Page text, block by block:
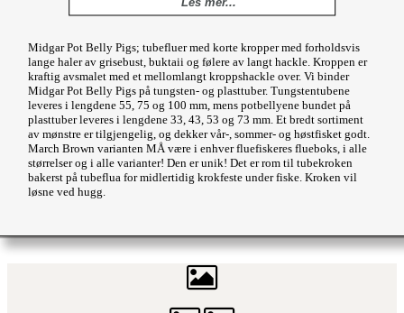
Midgar Pot Belly Pigs; tubefluer med korte kropper med forholdsvis
lange haler av grisebust, buktaii og følere av langt hackle. Kroppen er
kraftig avsmalet med et mellomlangt kroppshackle over. Vi binder
Midgar Pot Belly Pigs på tungsten- og plasttuber. Tungstentubene
leveres i lengdene 55, 75 og 100 mm, mens potbellyene bundet på
plasttuber leveres i lengdene 33, 43, 53 og 73 mm. Et bredt sortiment
av mønstre er tilgjengelig, og dekker vår-, sommer- og høstfisket godt.
March Brown varianten MÅ være i enhver fluefiskeres flueboks, i alle
størrelser og i alle varianter! Den er unik! Det er rom til tubekroken
bakerst på tubeflua for midlertidig krokfeste under fiske. Kroken vil
løsne ved hugg.